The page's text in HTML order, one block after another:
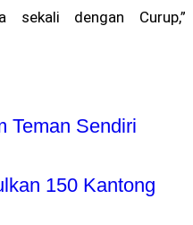
sekali dengan Curup,”
Teman Sendiri
150 Kantong